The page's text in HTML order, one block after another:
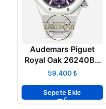
Audemars Piguet
Royal Oak 26240BC
Mor Kadran APS
Clone ETA
₺
Sepete Ekle